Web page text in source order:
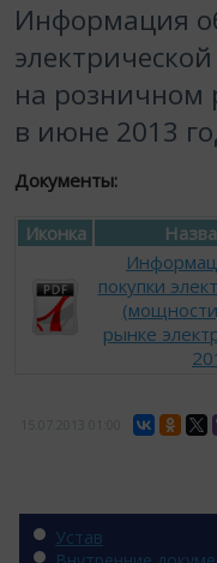
Информация
на розничном
в июне 2013
Документы:
Иконка
покупки
рынке
Устав